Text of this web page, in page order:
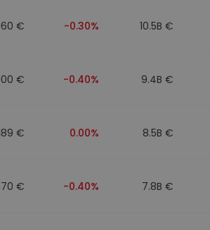
€ -0.30% 10.5B €
€ -0.40% 9.4B €
€ 0.00% 8.5B €
€ -0.40% 7.8B €